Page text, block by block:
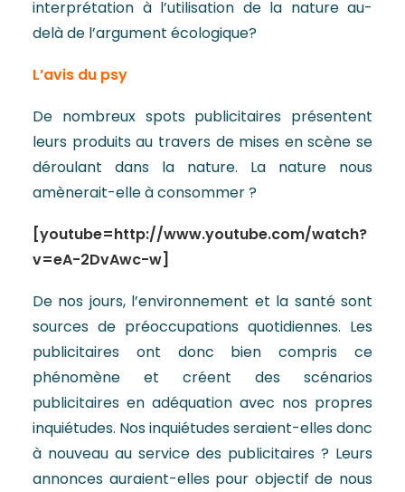
interprétation à l’utilisation de la nature au-
delà de l’argument écologique?
L’avis du psy
De nombreux spots publicitaires présentent
leurs produits au travers de mises en scène se
déroulant dans la nature. La nature nous
amènerait-elle à consommer ?
[youtube=http://www.youtube.com/watch?
v=eA-2DvAwc-w]
De nos jours, l’environnement et la santé sont
sources de préoccupations quotidiennes. Les
publicitaires ont donc bien compris ce
phénomène et créent des scénarios
publicitaires en adéquation avec nos propres
inquiétudes. Nos inquiétudes seraient-elles donc
à nouveau au service des publicitaires ? Leurs
annonces auraient-elles pour objectif de nous